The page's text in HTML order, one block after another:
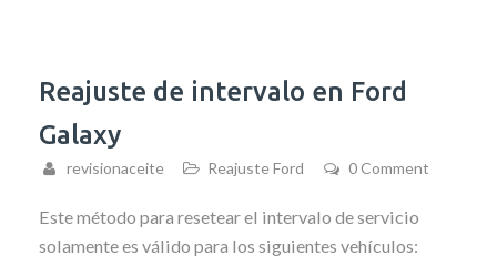
Reajuste de intervalo en Ford
Galaxy
revisionaceite Reajuste Ford 0 Comment
Este método para resetear el intervalo de servicio
solamente es válido para los siguientes vehículos: